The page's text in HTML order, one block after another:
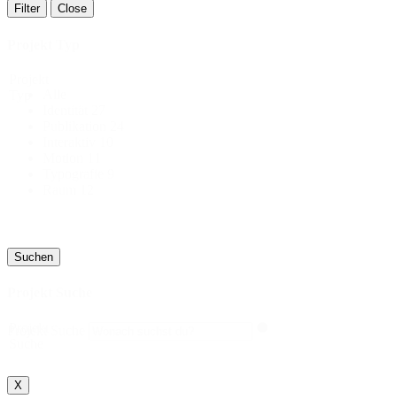
Filter Close
Suchen
X